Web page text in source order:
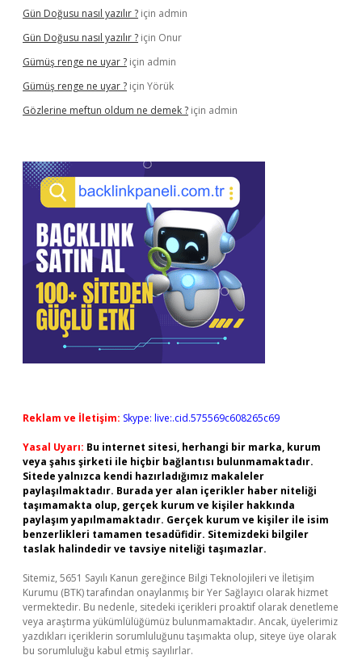
Gün Doğusu nasıl yazılır ? için admin
Gün Doğusu nasıl yazılır ? için Onur
Gümüş renge ne uyar ? için admin
Gümüş renge ne uyar ? için Yörük
Gözlerine meftun oldum ne demek ? için admin
Reklam ve İletişim: Skype: live:.cid.575569c608265c69
Yasal Uyarı: Bu internet sitesi, herhangi bir marka, kurum
veya şahıs şirketi ile hiçbir bağlantısı bulunmamaktadır.
Sitede yalnızca kendi hazırladığımız makaleler
paylaşılmaktadır. Burada yer alan içerikler haber niteliği
taşımamakta olup, gerçek kurum ve kişiler hakkında
paylaşım yapılmamaktadır. Gerçek kurum ve kişiler ile isim
benzerlikleri tamamen tesadüfidir. Sitemizdeki bilgiler
taslak halindedir ve tavsiye niteliği taşımazlar.
Sitemiz, 5651 Sayılı Kanun gereğince Bilgi Teknolojileri ve İletişim
Kurumu (BTK) tarafından onaylanmış bir Yer Sağlayıcı olarak hizmet
vermektedir. Bu nedenle, sitedeki içerikleri proaktif olarak denetleme
veya araştırma yükümlülüğümüz bulunmamaktadır. Ancak, üyelerimiz
yazdıkları içeriklerin sorumluluğunu taşımakta olup, siteye üye olarak
bu sorumluluğu kabul etmiş sayılırlar.